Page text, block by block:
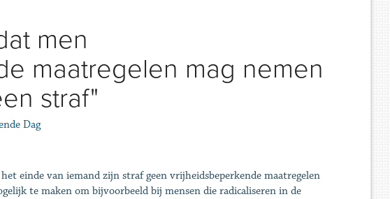
men
maatregelen mag nemen
straf"
Dag
einde van iemand zijn straf geen vrijheidsbeperkende maatregelen
te maken om bijvoorbeeld bij mensen die radicaliseren in de